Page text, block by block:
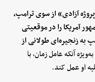
آزادی» از سوی ترامپ،
آمریکا را در موقعیتی
به زنجیره‌ای طولانی از
به‌ویژه آنکه عامل زمان، با
او عمل کند.